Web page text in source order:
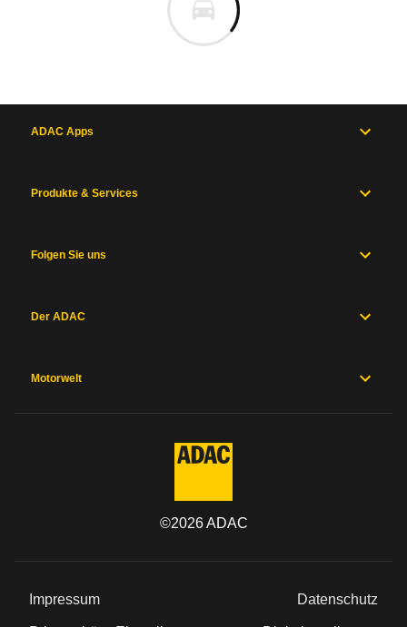
ADAC Apps
Produkte & Services
Folgen Sie uns
Der ADAC
Motorwelt
©2026ADAC
Impressum Datenschutz